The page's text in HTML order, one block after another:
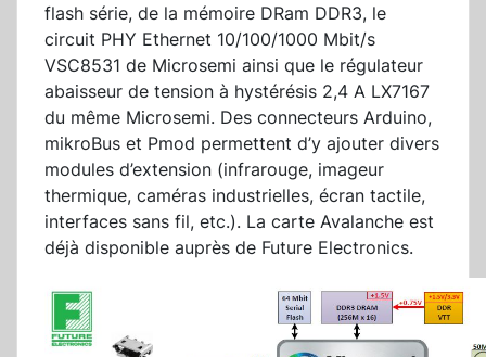
flash série, de la mémoire DRam DDR3, le
circuit PHY Ethernet 10/100/1000 Mbit/s
VSC8531 de Microsemi ainsi que le régulateur
abaisseur de tension à hystérésis 2,4 A LX7167
du même Microsemi. Des connecteurs Arduino,
mikroBus et Pmod permettent d’y ajouter divers
modules d’extension (infrarouge, imageur
thermique, caméras industrielles, écran tactile,
interfaces sans fil, etc.). La carte Avalanche est
déjà disponible auprès de Future Electronics.